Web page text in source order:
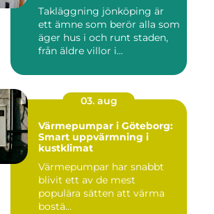
Takläggning jönköping är
ett ämne som berör alla som
äger hus i och runt staden,
från äldre villor i...
03. aug
Värmepumpar i Göteborg:
Smart uppvärmning i
kustklimat
Värmepumpar har snabbt
blivit ett av de mest
populära sätten att värma
bostä...